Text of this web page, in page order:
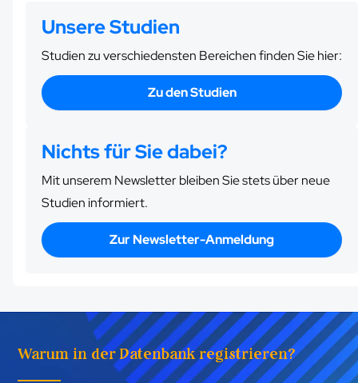
Unsere Studien
Studien zu verschiedensten Bereichen finden Sie hier:
Zu den Studien
Nichts für Sie dabei?
Mit unserem Newsletter bleiben Sie stets über neue
Studien informiert.
Zur Newsletter-Anmeldung
Warum in der Datenbank registrieren?